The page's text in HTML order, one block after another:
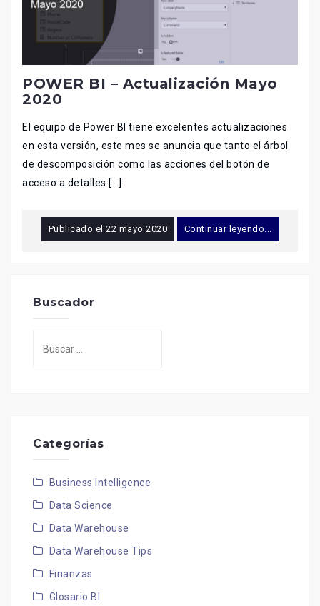
POWER BI – Actualización Mayo
2020
El equipo de Power BI tiene excelentes actualizaciones
en esta versión, este mes se anuncia que tanto el árbol
de descomposición como las acciones del botón de
acceso a detalles […]
Publicado el 22 mayo 2020 Continuar leyendo...
Buscador
Categorías
Business Intelligence
Data Science
Data Warehouse
Data Warehouse Tips
Finanzas
Glosario BI